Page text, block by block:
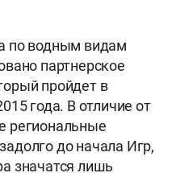
по водным видам
партнерское
пройдет в
года. В отличие от
региональные
до начала Игр,
значатся лишь